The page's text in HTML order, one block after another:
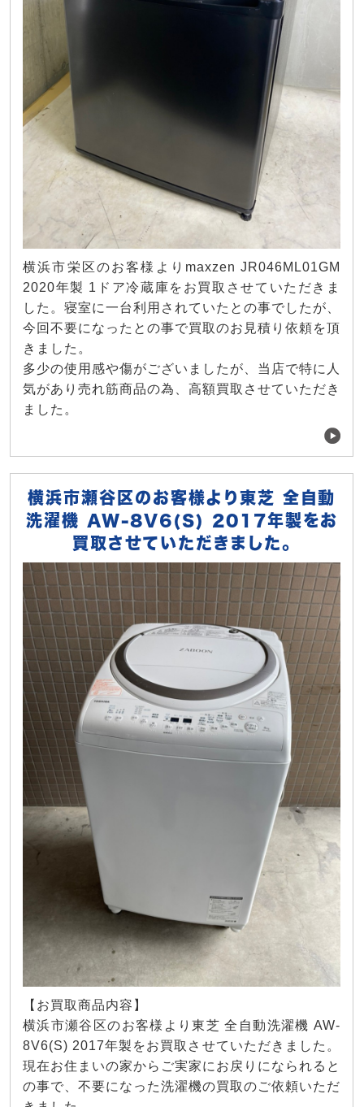
横浜市栄区のお客様よりmaxzen JR046ML01GM
2020年製 1ドア冷蔵庫をお買取させていただきま
した。寝室に一台利用されていたとの事でしたが、
今回不要になったとの事で買取のお見積り依頼を頂
きました。
多少の使用感や傷がございましたが、当店で特に人
気があり売れ筋商品の為、高額買取させていただき
ました。
横浜市瀬谷区のお客様より東芝 全自動
洗濯機 AW-8V6(S) 2017年製をお
買取させていただきました。
【お買取商品内容】
横浜市瀬谷区のお客様より東芝 全自動洗濯機 AW-
8V6(S) 2017年製をお買取させていただきました。
現在お住まいの家からご実家にお戻りになられると
の事で、不要になった洗濯機の買取のご依頼いただ